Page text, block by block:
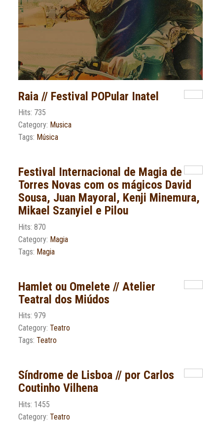
Raia // Festival POPular Inatel
Hits: 735
Category: Musica
Tags: Música
Festival Internacional de Magia de
Torres Novas com os mágicos David
Sousa, Juan Mayoral, Kenji Minemura,
Mikael Szanyiel e Pilou
Hits: 870
Category: Magia
Tags: Magia
Hamlet ou Omelete // Atelier
Teatral dos Miúdos
Hits: 979
Category:Teatro
Tags:Teatro
Síndrome de Lisboa // por Carlos
Coutinho Vilhena
Hits: 1455
Category:Teatro